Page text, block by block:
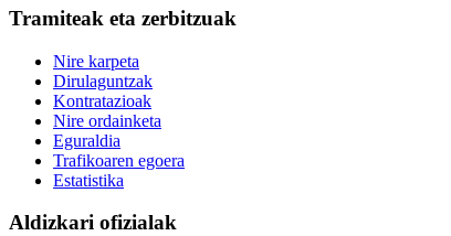
Tramiteak eta zerbitzuak
Nire karpeta
Dirulaguntzak
Kontratazioak
Nire ordainketa
Eguraldia
Trafikoaren egoera
Estatistika
Aldizkari ofizialak